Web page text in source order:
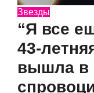
Звезды
“Я все
43-
вышла в